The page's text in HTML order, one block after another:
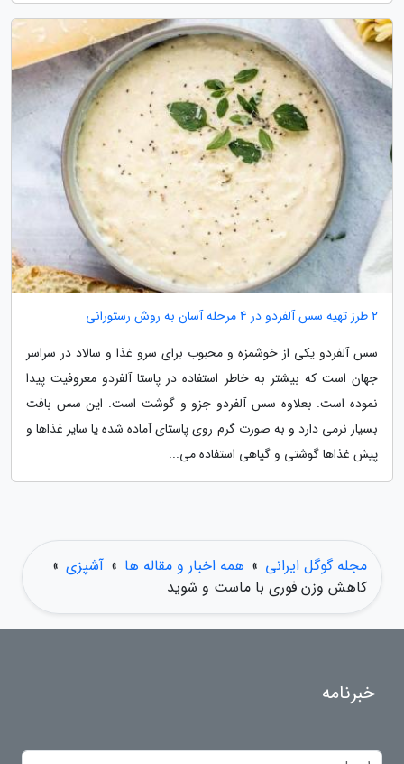
2 طرز تهیه سس آلفردو در 4 مرحله آسان به روش رستورانی
سس آلفردو یکی از خوشمزه و محبوب برای سرو غذا و سالاد در سراسر
جهان است که بیشتر به خاطر استفاده در پاستا آلفردو معروفیت پیدا
نموده است. بعلاوه سس آلفردو جزو و گوشت است. این سس بافت
بسیار نرمی دارد و به صورت گرم روی پاستای آماده شده یا سایر غذاها و
پیش غذاها گوشتی و گیاهی استفاده می...
مجله گوگل ایرانی » همه اخبار و مقاله ها » آشپزی »
کاهش وزن فوری با ماست و شوید
خبرنامه